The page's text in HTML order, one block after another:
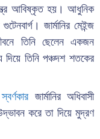
আবিষ্কৃত হয়। আধুনিক
জার্মানির মেইন্জ
তিনি ছেলেন একজন
দিয়ে তিনি পঞ্চদশ শতকের
স্বর্ণকারজার্মানির অধিবাসী
করে তা দিয়ে মুদ্রণ